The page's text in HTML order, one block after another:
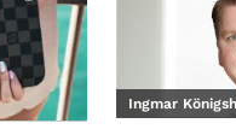
Ingmar